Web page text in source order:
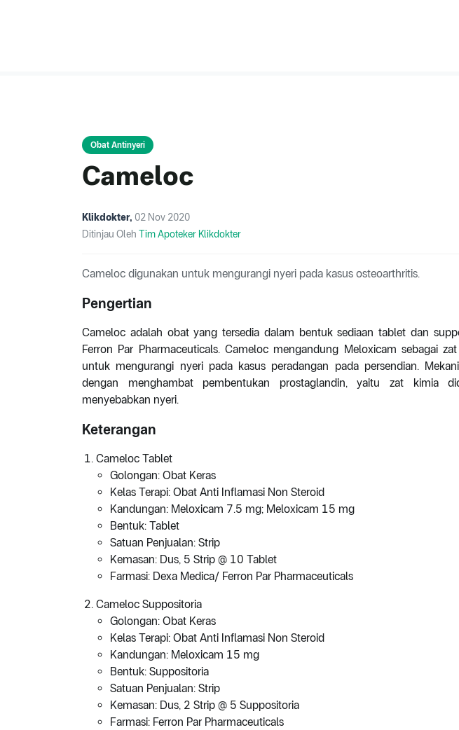
Obat Antinyeri
Cameloc
Klikdokter, 02 Nov 2020
Ditinjau Oleh Tim Apoteker Klikdokter
Cameloc digunakan untuk mengurangi nyeri pada kasus osteoarthritis.
Pengertian
Cameloc adalah obat yang tersedia dalam bentuk sediaan tablet dan
Ferron Par Pharmaceuticals. Cameloc mengandung Meloxicam sebagai
untuk mengurangi nyeri pada kasus peradangan pada persendian.
dengan menghambat pembentukan prostaglandin, yaitu zat kimia
menyebabkan nyeri.
Keterangan
Cameloc Tablet
Golongan: Obat Keras
Kelas Terapi: Obat Anti Inflamasi Non Steroid
Kandungan: Meloxicam 7.5 mg; Meloxicam 15 mg
Bentuk: Tablet
Satuan Penjualan: Strip
Kemasan: Dus, 5 Strip @ 10 Tablet
Farmasi: Dexa Medica/ Ferron Par Pharmaceuticals
Cameloc Suppositoria
Golongan: Obat Keras
Kelas Terapi: Obat Anti Inflamasi Non Steroid
Kandungan: Meloxicam 15 mg
Bentuk: Suppositoria
Satuan Penjualan: Strip
Kemasan: Dus, 2 Strip @ 5 Suppositoria
Farmasi: Ferron Par Pharmaceuticals